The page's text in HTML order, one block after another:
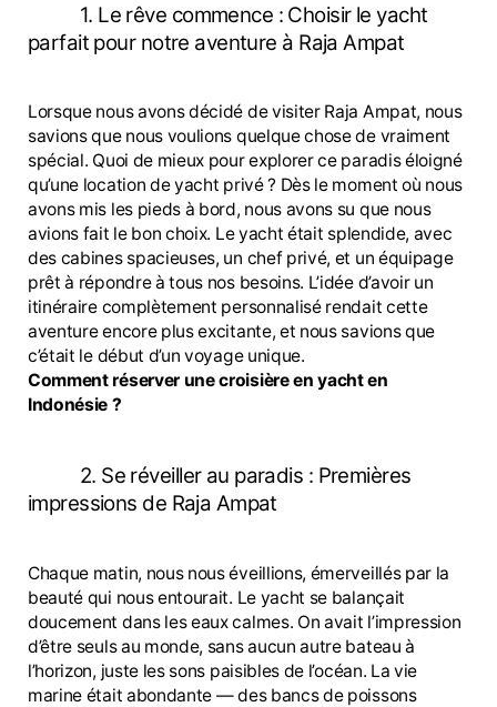
1. Le rêve commence : Choisir le yacht
parfait pour notre aventure à Raja Ampat
Lorsque nous avons décidé de visiter Raja Ampat, nous
savions que nous voulions quelque chose de vraiment
spécial. Quoi de mieux pour explorer ce paradis éloigné
qu’une location de yacht privé ? Dès le moment où nous
avons mis les pieds à bord, nous avons su que nous
avions fait le bon choix. Le yacht était splendide, avec
des cabines spacieuses, un chef privé, et un équipage
prêt à répondre à tous nos besoins. L’idée d’avoir un
itinéraire complètement personnalisé rendait cette
aventure encore plus excitante, et nous savions que
c’était le début d’un voyage unique.
Comment réserver une croisière en yacht en
Indonésie ?
2. Se réveiller au paradis : Premières
impressions de Raja Ampat
Chaque matin, nous nous éveillions, émerveillés par la
beauté qui nous entourait. Le yacht se balançait
doucement dans les eaux calmes. On avait l’impression
d’être seuls au monde, sans aucun autre bateau à
l’horizon, juste les sons paisibles de l’océan. La vie
marine était abondante — des bancs de poissons